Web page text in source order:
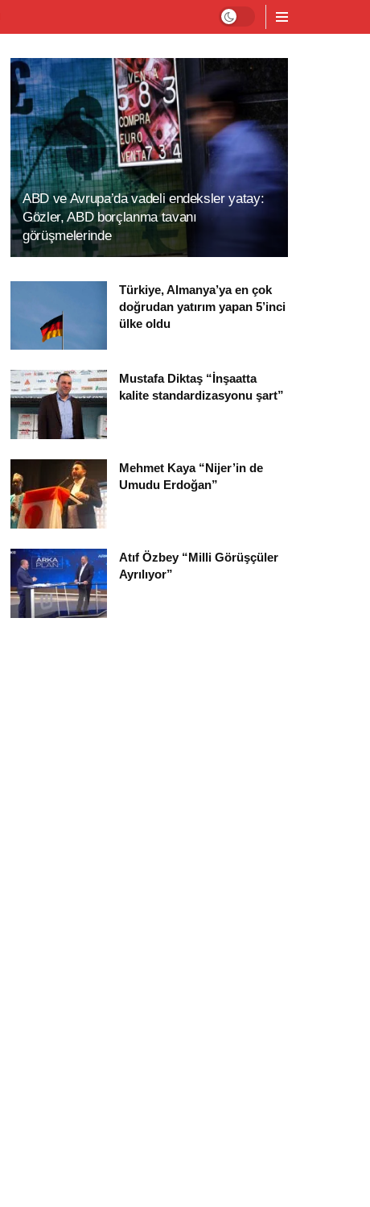
ABD ve Avrupa’da vadeli endeksler yatay:
Gözler, ABD borçlanma tavanı
görüşmelerinde
Türkiye, Almanya’ya en çok
doğrudan yatırım yapan 5’inci
ülke oldu
Mustafa Diktaş “İnşaatta
kalite standardizasyonu şart”
Mehmet Kaya “Nijer’in de
Umudu Erdoğan”
Atıf Özbey “Milli Görüşçüler
Ayrılıyor”